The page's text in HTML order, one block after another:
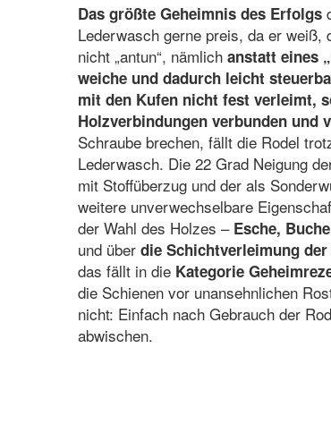
Das größte Geheimnis des Erfolgs
Lederwasch gerne preis, da er
nicht „antun“, nämlich anstatt eines
weiche und dadurch leicht
mit den Kufen nicht fest verleimt,
Holzverbindungen verbunden und
Schraube brechen, fällt die Rodel
Lederwasch. Die 22 Grad Neigung
mit Stoffüberzug und der als
weitere unverwechselbare
der Wahl des Holzes –Esche,
und über die Schichtverleimung
das fällt in die Kategorie
die Schienen vor unansehnlichen
nicht: Einfach nach Gebrauch der
abwischen.